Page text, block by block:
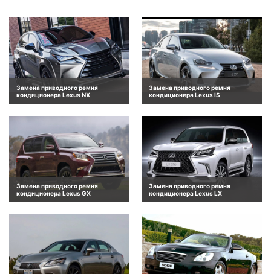
Замена приводного ремня
кондиционера Lexus NX
Замена приводного ремня
кондиционера Lexus IS
Замена приводного ремня
кондиционера Lexus GX
Замена приводного ремня
кондиционера Lexus LX